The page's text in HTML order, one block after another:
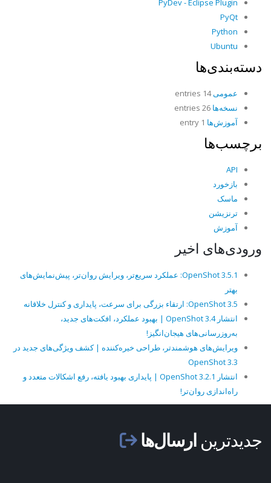
PyDev - Eclipse Plugin
PyQt
Python
Ubuntu
دسته‌بندی‌ها
عمومی14 entries
نسخه‌ها
آموزش‌ها
برچسب‌ها
API
بازخورد
ماسک
ترنزیشن
آموزش
ورودی‌های اخیر
OpenShot 3.5.1: عملکرد سریع‌تر، ویرایش روان‌تر، پیش‌نمایش‌های
بهتر
OpenShot 3.5: ارتقاء بزرگی برای سرعت، پایداری و کنترل خلاقانه
انتشار OpenShot 3.4 | بهبود عملکرد، افکت‌های جدید،
به‌روزرسانی‌های هیجان‌انگیز!
ویرایش‌های هوشمندتر، طراحی خیره‌کننده | کشف ویژگی‌های جدید در
OpenShot 3.3
انتشار OpenShot 3.2.1 | پایداری بهبود یافته، رفع اشکالات متعدد و
راه‌اندازی روان‌تر!
جدیدترین ارسال‌ها